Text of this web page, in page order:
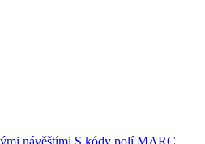
návěštími S kódy polí MARC